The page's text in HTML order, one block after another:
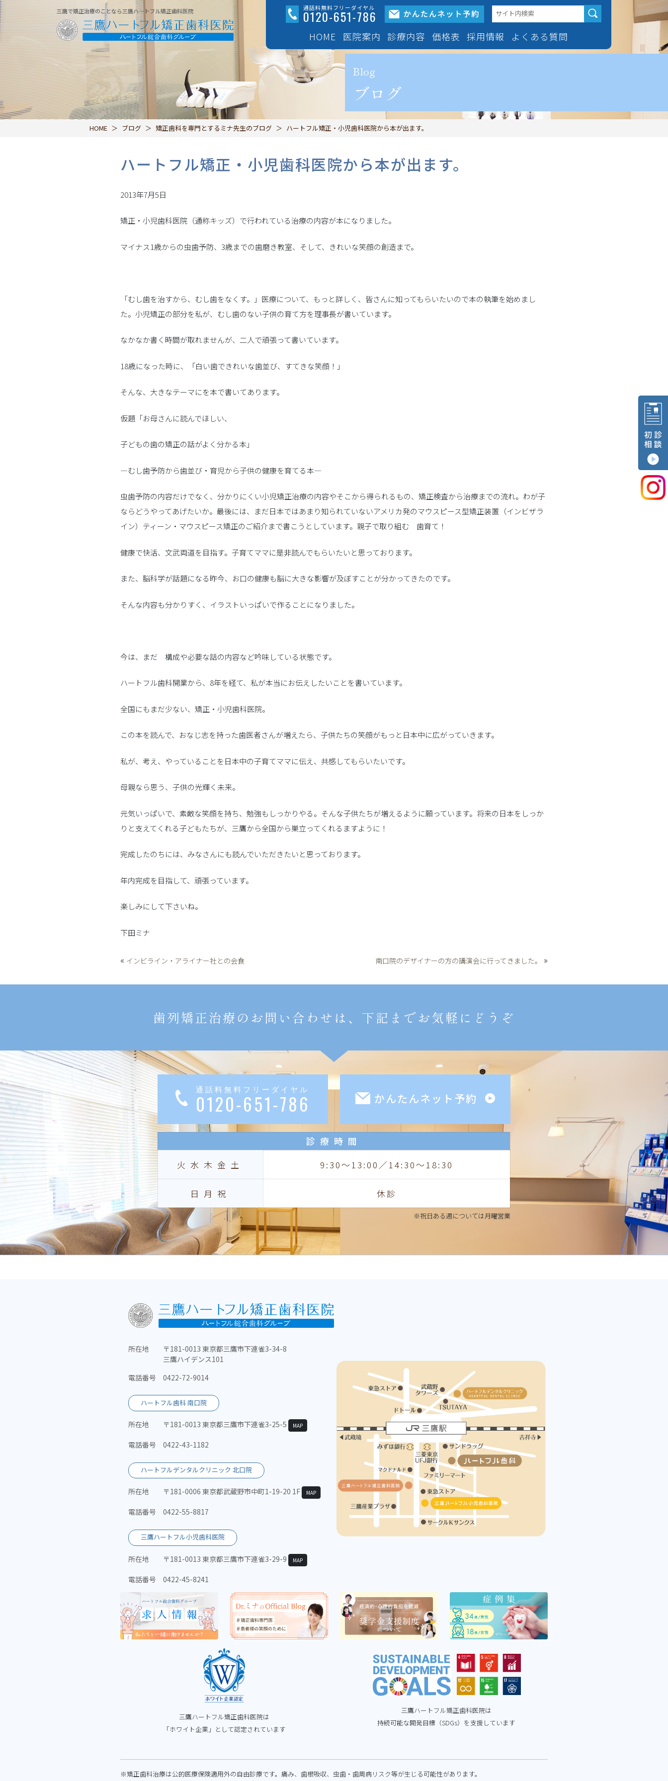
Blog
ブログ
三鷹で矯正治療のことなら三鷹ハートフル矯正歯科医院 通話料無料フリーダイヤル
0120-651-786
HOME 医院案内
三鷹ハートフル総合歯科グル
スタッフ紹介
診療内容
「インビザライン」
治療
価格表 採用情報 よくある質問
HOME ブログ 矯正歯科を専門とするミナ先生のブログ ハートフル矯正・小児歯科医院から本が出ます。
ハートフル矯正・小児歯科医院から本が出ます。
2013年7月5日
矯正・小児歯科医院（通称キッズ）で行われている治療の内容が本になりました。
マイナス1歳からの虫歯予防、3歳までの歯磨き教室、そして、きれいな笑顔の創造まで。
「むし歯を治すから、むし歯をなくす。」医療について、もっと詳しく、皆さんに知ってもらいたいので本の執筆を始めまし
た。小児矯正の部分を私が、むし歯のない子供の育て方を理事長が書いています。
なかなか書く時間が取れませんが、二人で頑張って書いています。
18歳になった時に、「白い歯できれいな歯並び、すてきな笑顔！」
そんな、大きなテーマにを本で書いてあります。
仮題「お母さんに読んでほしい、
子どもの歯の矯正の話がよく分かる本」
―むし歯予防から歯並び・育児から子供の健康を育てる本―
虫歯予防の内容だけでなく、分かりにくい小児矯正治療の内容やそこから得られるもの、矯正検査から治療までの流れ。わが子
ならどうやってあげたいか。最後には、まだ日本ではあまり知られていないアメリカ発のマウスピース型矯正装置（インビザラ
イン）ティーン・マウスピース矯正のご紹介まで書こうとしています。親子で取り組む 歯育て！
健康で快活、文武両道を目指す。子育てママに是非読んでもらいたいと思っております。
また、脳科学が話題になる昨今、お口の健康も脳に大きな影響が及ぼすことが分かってきたのです。
そんな内容も分かりすく、イラストいっぱいで作ることになりました。
今は、まだ 構成や必要な話の内容など吟味している状態です。
ハートフル歯科開業から、8年を経て、私が本当にお伝えしたいことを書いています。
全国にもまだ少ない、矯正・小児歯科医院。
この本を読んで、おなじ志を持った歯医者さんが増えたら、子供たちの笑顔がもっと日本中に広がっていきます。
私が、考え、やっていることを日本中の子育てママに伝え、共感してもらいたいです。
母親なら思う、子供の光輝く未来。
元気いっぱいで、素敵な笑顔を持ち、勉強もしっかりやる。そんな子供たちが増えるように願っています。将来の日本をしっか
りと支えてくれる子どもたちが、三鷹から全国から巣立ってくれるますように！
完成したのちには、みなさんにも読んでいただきたいと思っております。
年内完成を目指して、頑張っています。
楽しみにして下さいね。
下田ミナ
« インビライン・アライナー社との会食 南口院のデザイナーの方の講演会に行ってきました。 »
歯列矯正治療のお問い合わせは、下記までお気軽にどうぞ
通話料無料フリーダイヤル
0120-651-786 かんたんネット予約
診療時間
火水木金土 9:30〜13:00／14:30〜18:30
日月祝 休診
※祝日ある週については月曜営業
所在地
〒181-0013 東京都三鷹市下連雀3-34-8
三鷹ハイデンス101
電話番号
0422-72-9014
ハートフル歯科 南口院
所在地 〒181-0013 東京都三鷹市下連雀3-25-5 MAP
電話番号 0422-43-1182
ハートフルデンタルクリニック 北口院
所在地 〒181-0006 東京都武蔵野市中町1-19-20 1F MAP
電話番号 0422-55-8817
三鷹ハートフル小児歯科医院
所在地 〒181-0013 東京都三鷹市下連雀3-29-9 MAP
電話番号 0422-45-8241
三鷹ハートフル矯正歯科医院は
「ホワイト企業」として認定されています
三鷹ハートフル矯正歯科医院は
持続可能な開発目標（SDGs）を支援しています
※矯正歯科治療は公的医療保険適用外の自由診療です。痛み、歯根吸収、虫歯・歯周病リスク等が生じる可能性があります。